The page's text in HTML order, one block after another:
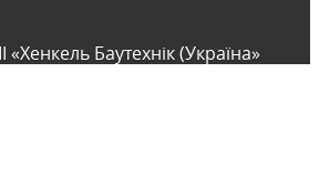
«Хенкель Баутехнік (Україна»